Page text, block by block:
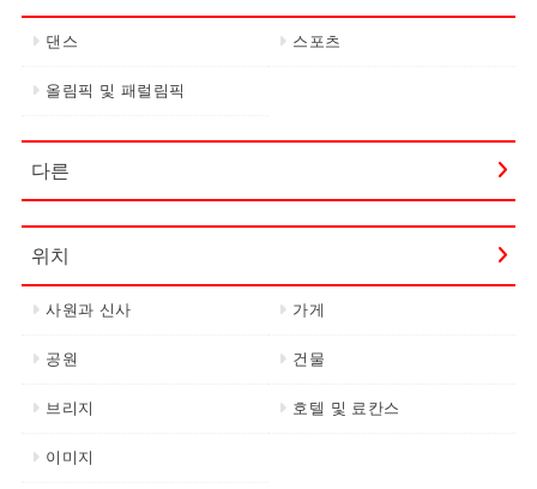
댄스 스포츠
올림픽 및 패럴림픽
다른
위치
사원과 신사 가게
공원 건물
브리지 호텔 및 료칸스
이미지